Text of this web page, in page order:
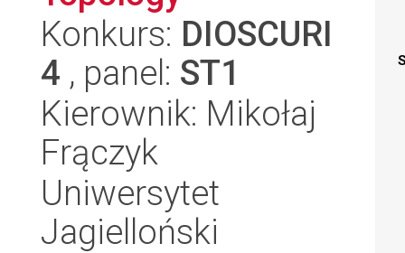
Konkurs: DIOSCURI
4 , panel: ST1
Kierownik: Mikołaj
Frączyk
Uniwersytet
Jagielloński